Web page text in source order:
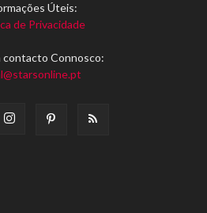
Úteis:
de Privacidade
contacto Connosco: